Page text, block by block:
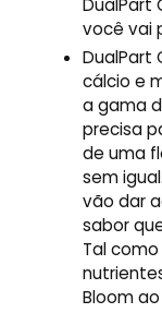
DualPart
você vai
DualPart
cálcio e
a gama
precisa
de uma
sem
vão dar
sabor
Tal
Bloom